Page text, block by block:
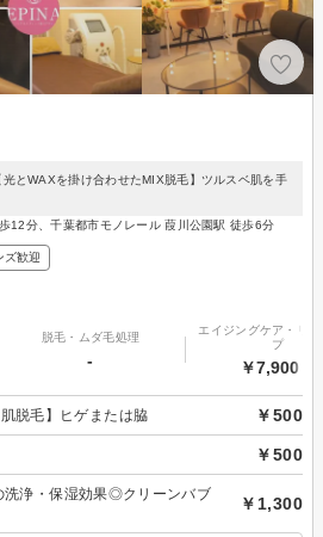
とWAXを掛け合わせたMIX脱毛】ツルスベ肌を手
12分、千葉都市モノレール 葭川公園駅 徒歩6分
ズ歓迎
脱毛・ムダ毛処理
-
エイジングケア・リ
プ
￥7,900～
脱毛】ヒゲまたは脇 ￥500
￥500
洗浄・保湿効果◎クリーンバブ
￥1,300